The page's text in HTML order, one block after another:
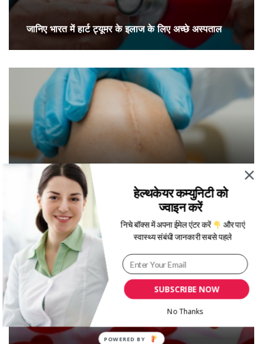
जानिए भारत में हार्ट ट्यूमर के इलाज के लिए अच्छे अस्पताल
जानिए भारत में टोटल नी रिप्लेसमेंट की सफलता दर कितनी है?
SUBSCRIBE NOW
हेल्थकेयर कम्युनिटी को
ज्वाइन करें
निचे बॉक्स में अपना ईमेल एंटर करें
और पाएं
स्वास्थ्य संबंधी जानकारी सबसे पहले
No Thanks